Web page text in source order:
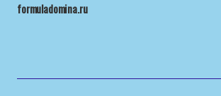
formuladomina.ru